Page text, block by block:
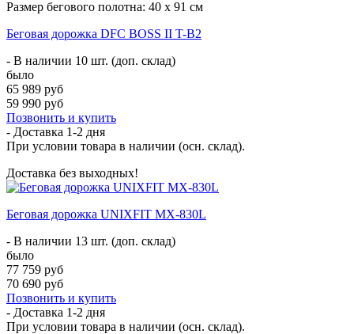
Размер бегового полотна: 40 х 91 см
Беговая дорожка DFC BOSS II T-B2
- В наличии 10 шт. (доп. склад)
было
65 989 руб
59 990 руб
Позвонить и купить
- Доставка 1-2 дня
При условии товара в наличии (осн. склад).
Доставка без выходных!
Беговая дорожка UNIXFIT MX-830L
- В наличии 13 шт. (доп. склад)
было
77 759 руб
70 690 руб
Позвонить и купить
- Доставка 1-2 дня
При условии товара в наличии (осн. склад).